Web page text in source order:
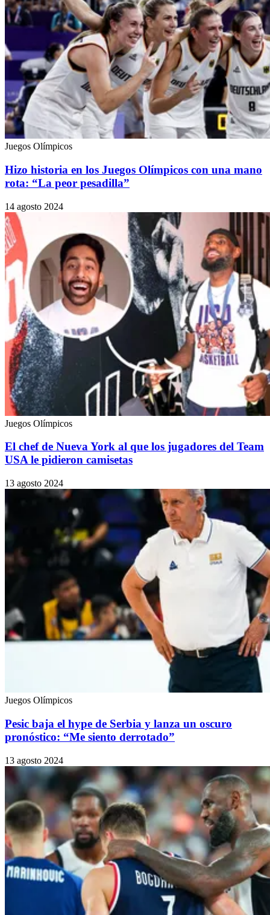
Juegos Olímpicos
Hizo historia en los Juegos Olímpicos con una mano
rota: “La peor pesadilla”
14 agosto 2024
Juegos Olímpicos
El chef de Nueva York al que los jugadores del Team
USA le pidieron camisetas
13 agosto 2024
Juegos Olímpicos
Pesic baja el hype de Serbia y lanza un oscuro
pronóstico: “Me siento derrotado”
13 agosto 2024